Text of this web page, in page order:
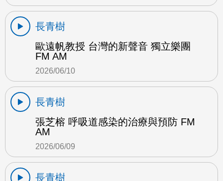
長青樹
歐遠帆教授 台灣的新聲音 獨立樂團
FM AM
2026/06/10
長青樹
張芝榕 呼吸道感染的治療與預防 FM
AM
2026/06/09
長青樹